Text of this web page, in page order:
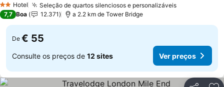
2 Estrelas
Hotel Seleção de quartos silenciosos e personalizáveisVer preços
7,7 Boa 12.371 a 2.2 km de Tower Bridge
De € 55
Consulte os preços de 12 sites Ver preços